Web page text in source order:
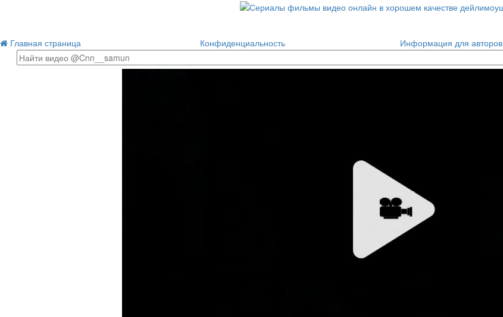
Главная страница Конфиденциальность Информация для авторов